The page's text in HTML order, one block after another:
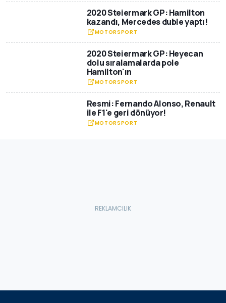
2020 Steiermark GP: Hamilton
kazandı, Mercedes duble yaptı!
MOTORSPORT
2020 Steiermark GP: Heyecan
dolu sıralamalarda pole
Hamilton'ın
MOTORSPORT
Resmi: Fernando Alonso, Renault
ile F1'e geri dönüyor!
MOTORSPORT